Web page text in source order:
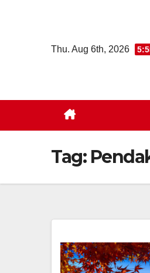
Thu. Aug 6th, 2026
Tag: